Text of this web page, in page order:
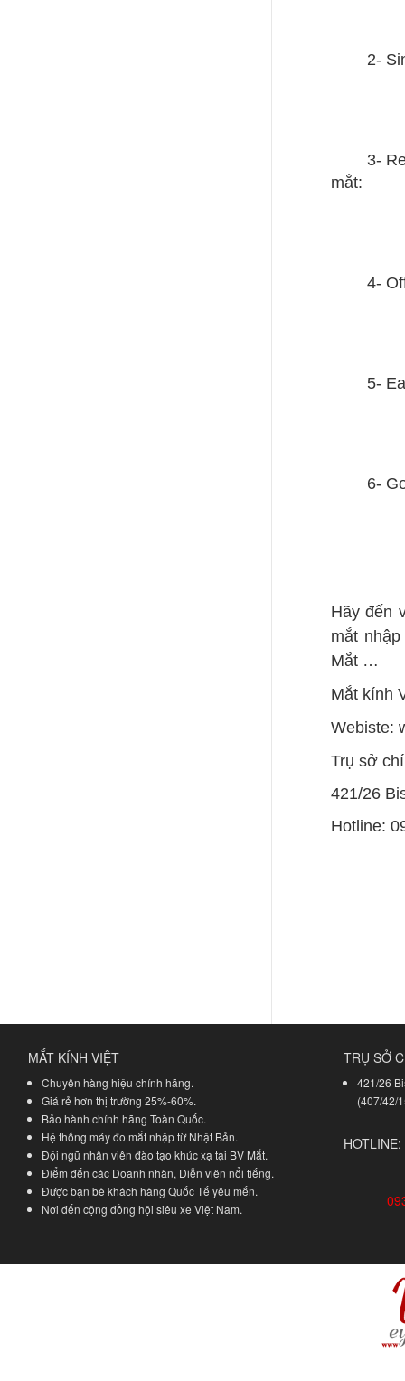
2-
3-
mắt:
4-
5-
6-
Hãy đến
mắt
Mắt …
Mắt kính
Webiste:
Trụ sở
421/26
Hotline:
MẮT KÍNH VIỆT
Chuyên hàng hiệu chính hãng.
Giá rẻ hơn thị trường 25%-60%.
Bảo hành chính hãng Toàn Quốc.
Hệ thống máy đo mắt nhập từ Nhật Bản.
Đội ngũ nhân viên đào tạo khúc xạ tại BV Mắt.
Điểm đến các Doanh nhân, Diễn viên nổi tiếng.
Được bạn bè khách hàng Quốc Tế yêu mến.
Nơi đến cộng đồng hội siêu xe Việt Nam.
TRỤ SỞ
421/26
(407/42/
HOTLINE: